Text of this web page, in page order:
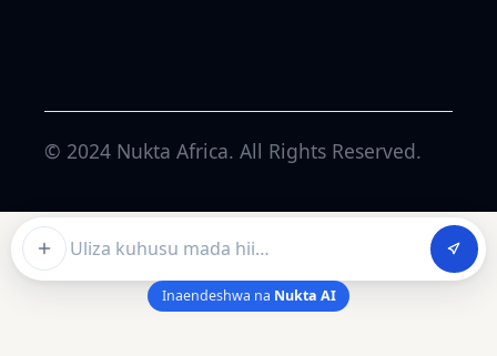
Ask about this article
Inaendeshwa na Nukta AI
© 2024 Nukta Africa. All Rights Reserved.